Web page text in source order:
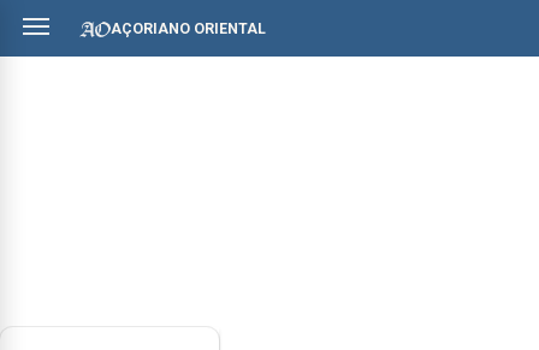
AÇORIANO ORIENTAL